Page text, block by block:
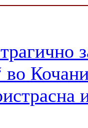
во